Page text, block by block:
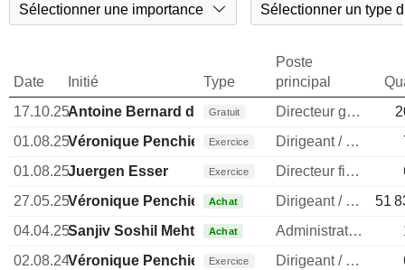
Sélectionner une importance
Sélectionner un type
Date Initié Type
Poste
principal
17.10.25Antoine Bernard de Saint-Affrique
Gratuit Directeur general
01.08.25Véronique Penchienati-Bosetta
Exercice Dirigeant / cadre principal
01.08.25Juergen Esser Exercice Directeur financier
27.05.25Véronique Penchienati-Bosetta
Achat Dirigeant / cadre principal
51
04.04.25Sanjiv Soshil Mehta Achat Administrateur
02.08.24Véronique Penchienati-Bosetta
Exercice Dirigeant / cadre principal